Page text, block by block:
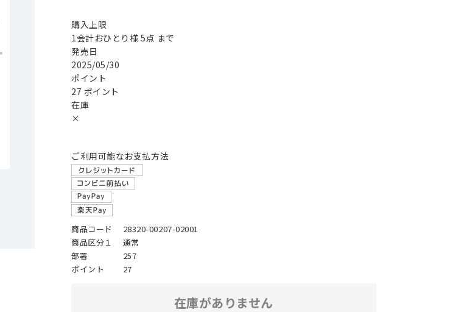
購入上限
1会計おひとり様 5点 まで
発売日
2025/05/30
ポイント
27 ポイント
在庫
×
ご利用可能なお支払方法
商品コード
28320-00207-02001
商品区分１
通常
部署
257
ポイント
27
在庫がありません